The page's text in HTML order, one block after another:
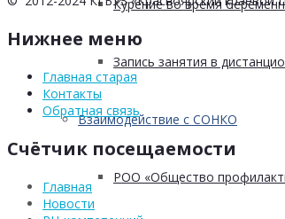
Курение во время
Запись занятия в
Взаимодействие с СОНКО
РОО «Общество
Нижнее меню
Главная старая
Контакты
Обратная связь
Счётчик посещаемости
Главная
Новости